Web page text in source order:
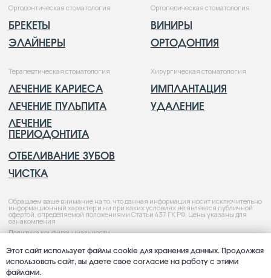
Этот сайт использует файлы cookie для хранения данных. Продолжая
использовать сайт, вы даете свое согласие на работу с этими
файлами.